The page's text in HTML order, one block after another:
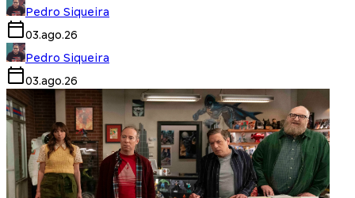
Pedro Siqueira
03.ago.26
Pedro Siqueira
03.ago.26